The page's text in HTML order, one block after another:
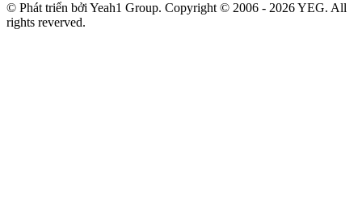
© Phát triển bởi Yeah1 Group. Copyright © 2006 - 2026 YEG. All
rights reverved.